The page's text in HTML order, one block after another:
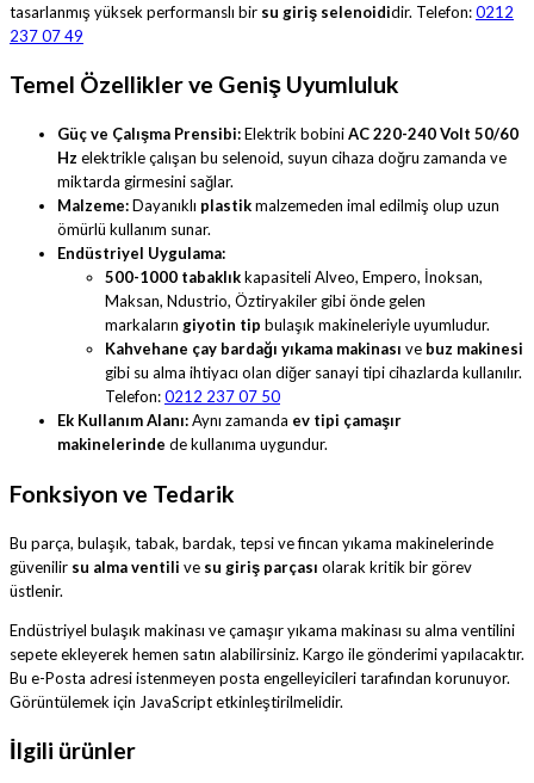
tasarlanmış yüksek performanslı bir su giriş selenoididir. Telefon:0212
237 07 49
Temel Özellikler ve Geniş Uyumluluk
Güç ve Çalışma Prensibi:Elektrik bobiniAC 220-240 Volt 50/60
Hz elektrikle çalışan bu selenoid, suyun cihaza doğru zamanda ve
miktarda girmesini sağlar.
Malzeme:Dayanıklı plastikmalzemeden imal edilmiş olup uzun
ömürlü kullanım sunar.
Endüstriyel Uygulama:
500-1000 tabaklıkkapasiteli Alveo, Empero, İnoksan,
Maksan, Ndustrio, Öztiryakiler gibi önde gelen
markaların giyotin tip bulaşık makineleriyle uyumludur.
Kahvehane çay bardağı yıkama makinası ve buz makinesi
gibi su alma ihtiyacı olan diğer sanayi tipi cihazlarda kullanılır.
Telefon:0212 237 07 50
Ek Kullanım Alanı:Aynı zamanda ev tipi çamaşır
makinelerinde de kullanıma uygundur.
Fonksiyon ve Tedarik
Bu parça, bulaşık, tabak, bardak, tepsi ve fincan yıkama makinelerinde
güvenilir su alma ventili ve su giriş parçası olarak kritik bir görev
üstlenir.
Endüstriyel bulaşık makinası ve çamaşır yıkama makinası su alma ventilini
sepete ekleyerek hemen satın alabilirsiniz. Kargo ile gönderimi yapılacaktır.
Bu e-Posta adresi istenmeyen posta engelleyicileri tarafından korunuyor.
Görüntülemek için JavaScript etkinleştirilmelidir.
İlgili ürünler